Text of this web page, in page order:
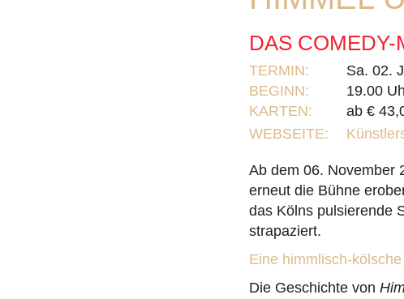
DAS COMEDY-
TERMIN:
Sa. 02.
BEGINN:
19.00
KARTEN:
ab €
WEBSEITE:
Ab dem 06. November
erneut die Bühne
das Kölns pulsierende
strapaziert.
Eine himmlisch-
Die Geschichte von